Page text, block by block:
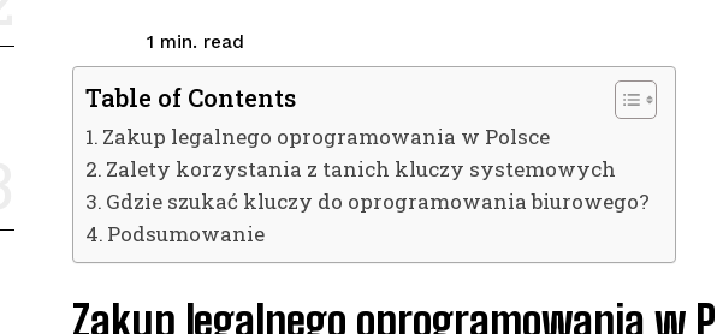
1 min. read
Table of Contents
Zakup legalnego oprogramowania w Polsce
Zalety korzystania z tanich kluczy systemowych
Gdzie szukać kluczy do oprogramowania biurowego?
Podsumowanie
Zakup legalnego oprogramowania w